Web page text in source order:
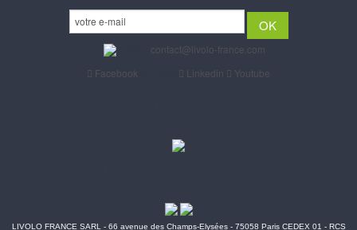
contact@livolo-france.com
Facebook
Linkedin Youtube
LIVOLO FRANCE SARL - 66 avenue des Champs-Elysées - 75058 Paris CEDEX 01 - RCS